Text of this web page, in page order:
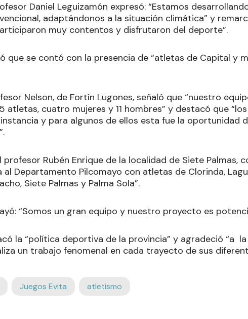
Daniel Leguizamón expresó: “Estamos
adaptándonos a la situación climática” y
muy contentos y disfrutaron del deporte”.
que se contó con la presencia de “atletas de Capital y
Nelson, de Fortín Lugones, señaló que “nuestro
atletas, cuatro mujeres y 11 hombres” y destacó que
y para algunos de ellos esta fue la oportunidad
Rubén Enrique de la localidad de Siete Palmas,
Departamento Pilcomayo con atletas de Clorinda,
Siete Palmas y Palma Sola”.
“Somos un gran equipo y nuestro proyecto es
la “política deportiva de la provincia” y agradeció “a
un trabajo fenomenal en cada trayecto de sus
Juegos Evita atletismo